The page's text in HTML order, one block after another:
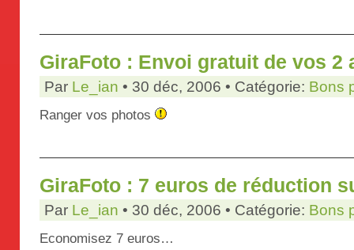
GiraFoto : Envoi gratuit de vos 2
Par Le_ian • 30 déc, 2006 • Catégorie: Bons
Ranger vos photos
GiraFoto : 7 euros de réduction
Par Le_ian • 30 déc, 2006 • Catégorie: Bons
Economisez 7 euros…